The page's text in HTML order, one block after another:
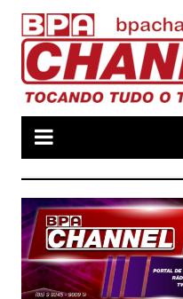
para
conteúdo